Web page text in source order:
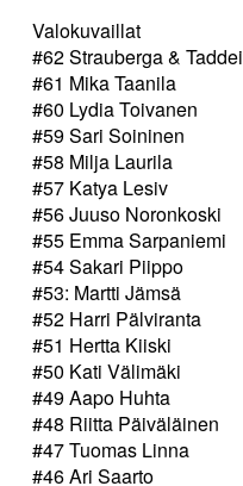
Valokuvaillat
#62 Strauberga & Taddei
#61 Mika Taanila
#60 Lydia Toivanen
#59 Sari Soininen
#58 Milja Laurila
#57 Katya Lesiv
#56 Juuso Noronkoski
#55 Emma Sarpaniemi
#54 Sakari Piippo
#53: Martti Jämsä
#52 Harri Pälviranta
#51 Hertta Kiiski
#50 Kati Välimäki
#49 Aapo Huhta
#48 Riitta Päiväläinen
#47 Tuomas Linna
#46 Ari Saarto